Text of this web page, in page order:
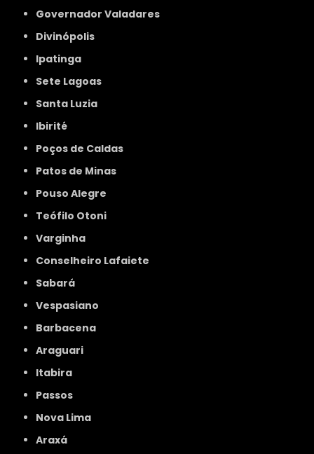
Governador Valadares
Divinópolis
Ipatinga
Sete Lagoas
Santa Luzia
Ibirité
Poços de Caldas
Patos de Minas
Pouso Alegre
Teófilo Otoni
Varginha
Conselheiro Lafaiete
Sabará
Vespasiano
Barbacena
Araguari
Itabira
Passos
Nova Lima
Araxá